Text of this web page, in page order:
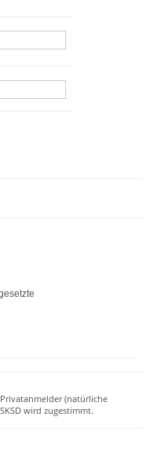
(natürliche
wird zugestimmt.